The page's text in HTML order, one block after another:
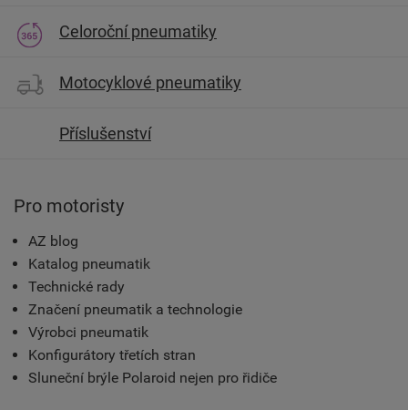
Celoroční pneumatiky
Motocyklové pneumatiky
Příslušenství
Pro motoristy
AZ blog
Katalog pneumatik
Technické rady
Značení pneumatik a technologie
Výrobci pneumatik
Konfigurátory třetích stran
Sluneční brýle Polaroid nejen pro řidiče